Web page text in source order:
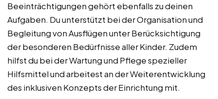
Beeinträchtigungen gehört ebenfalls zu deinen
Aufgaben. Du unterstützt bei der Organisation und
Begleitung von Ausflügen unter Berücksichtigung
der besonderen Bedürfnisse aller Kinder. Zudem
hilfst du bei der Wartung und Pflege spezieller
Hilfsmittel und arbeitest an der Weiterentwicklung
des inklusiven Konzepts der Einrichtung mit.